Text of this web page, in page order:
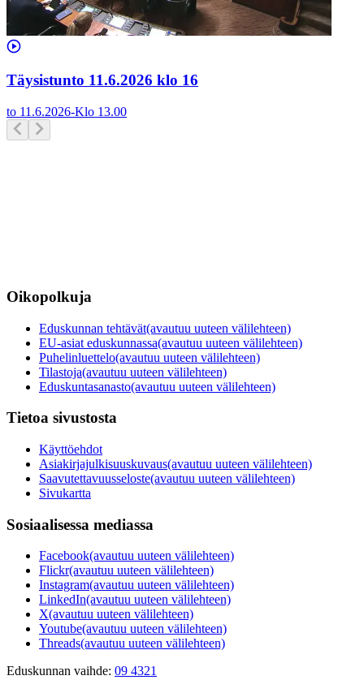
Täysistunto 11.6.2026 klo 16
to 11.6.2026-Klo 13.00
Oikopolkuja
Eduskunnan tehtävät(avautuu uuteen välilehteen)
EU-asiat eduskunnassa(avautuu uuteen välilehteen)
Puhelinluettelo(avautuu uuteen välilehteen)
Tilastoja(avautuu uuteen välilehteen)
Eduskuntasanasto(avautuu uuteen välilehteen)
Tietoa sivustosta
Käyttöehdot
Asiakirjajulkisuuskuvaus(avautuu uuteen välilehteen)
Saavutettavuusseloste(avautuu uuteen välilehteen)
Sivukartta
Sosiaalisessa mediassa
Facebook(avautuu uuteen välilehteen)
Flickr(avautuu uuteen välilehteen)
Instagram(avautuu uuteen välilehteen)
LinkedIn(avautuu uuteen välilehteen)
X(avautuu uuteen välilehteen)
Youtube(avautuu uuteen välilehteen)
Threads(avautuu uuteen välilehteen)
Eduskunnan vaihde: 09 4321